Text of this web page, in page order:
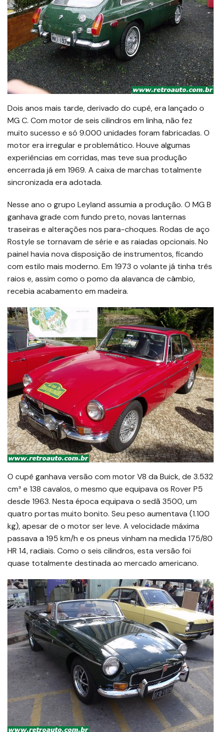
Dois anos mais tarde, derivado do cupê, era lançado o
MG C. Com motor de seis cilindros em linha, não fez
muito sucesso e só 9.000 unidades foram fabricadas. O
motor era irregular e problemático. Houve algumas
experiências em corridas, mas teve sua produção
encerrada já em 1969. A caixa de marchas totalmente
sincronizada era adotada.
Nesse ano o grupo Leyland assumia a produção. O MG B
ganhava grade com fundo preto, novas lanternas
traseiras e alterações nos para-choques. Rodas de aço
Rostyle se tornavam de série e as raiadas opcionais. No
painel havia nova disposição de instrumentos, ficando
com estilo mais moderno. Em 1973 o volante já tinha três
raios e, assim como o pomo da alavanca de câmbio,
recebia acabamento em madeira.
O cupê ganhava versão com motor V8 da Buick, de 3.532
cm³ e 138 cavalos, o mesmo que equipava os Rover P5
desde 1963. Nesta época equipava o sedã 3500, um
quatro portas muito bonito. Seu peso aumentava (1.100
kg), apesar de o motor ser leve. A velocidade máxima
passava a 195 km/h e os pneus vinham na medida 175/80
HR 14, radiais. Como o seis cilindros, esta versão foi
quase totalmente destinada ao mercado americano.